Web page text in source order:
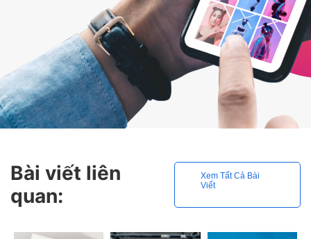
Bài viết liên
quan:
Xem Tất Cả Bài
Viết